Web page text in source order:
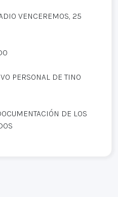
VENCEREMOS, 25
PERSONAL DE TINO
DE LOS